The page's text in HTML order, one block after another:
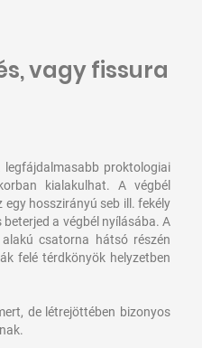
vagy fissura
legfájdalmasabb proktologiai
kialakulhat. A végbél
egy hosszirányú seb ill. fekély
a végbél nyílásába. A
csatorna hátsó részén
felé térdkönyök helyzetben
de létrejöttében bizonyos